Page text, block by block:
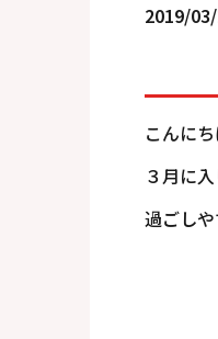
2019/
こんに
３月に
過ごし